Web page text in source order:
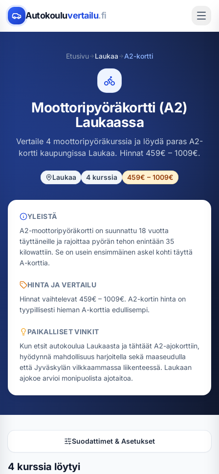
Autokouluvertailu.fi
Etusivu Laukaa A2-kortti
Moottoripyöräkortti (A2)
Laukaassa
Vertaile 4 moottoripyöräkurssia ja löydä paras A2-
kortti kaupungissa Laukaa. Hinnat 459€ – 1009€.
Laukaa 4 kurssia 459€ – 1009€
YLEISTÄ
A2-moottoripyöräkortti on suunnattu 18 vuotta
täyttäneille ja rajoittaa pyörän tehon enintään 35
kilowattiin. Se on usein ensimmäinen askel kohti täyttä
A-korttia.
HINTA JA VERTAILU
Hinnat vaihtelevat 459€ – 1009€. A2-kortin hinta on
tyypillisesti hieman A-korttia edullisempi.
PAIKALLISET VINKIT
Kun etsit autokoulua Laukaasta ja tähtäät A2-ajokorttiin,
hyödynnä mahdollisuus harjoitella sekä maaseudulla
että Jyväskylän vilkkaammassa liikenteessä. Laukaan
ajokoe arvioi monipuolista ajotaitoa.
Suodattimet & Asetukset
4 kurssia löytyi